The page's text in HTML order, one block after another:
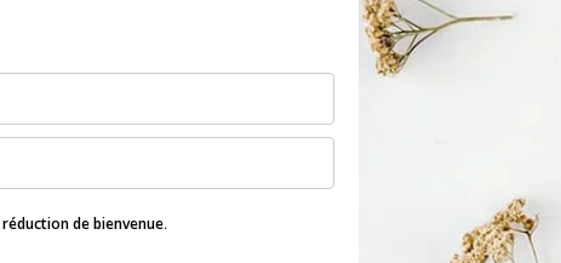
réduction de bienvenue.